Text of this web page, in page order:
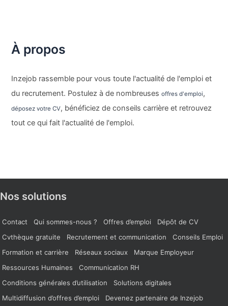
À propos
Inzejob rassemble pour vous toute l'actualité de l'emploi et
du recrutement. Postulez à de nombreusesoffres d'emploi,
déposez votre CV, bénéficiez de conseils carrière et retrouvez
tout ce qui fait l'actualité de l'emploi.
Nos solutions
Contact Qui sommes-nous ? Offres d’emploi
Dépôt de CV
Cvthèque gratuite
Recrutement et communication
Conseils Emploi
Formation et carrière
Réseaux sociaux
Marque Employeur
Ressources Humaines
Communication RH
Conditions générales d’utilisation
Solutions digitales
Multidiffusion d’offres d’emploi
Devenez partenaire de Inzejob